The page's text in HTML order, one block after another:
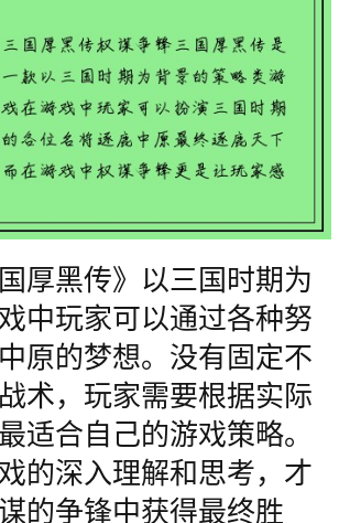
厚黑传》以三国时期为
中玩家可以通过各种努
原的梦想。没有固定不
术，玩家需要根据实际
适合自己的游戏策略。
的深入理解和思考，才
的争锋中获得最终胜